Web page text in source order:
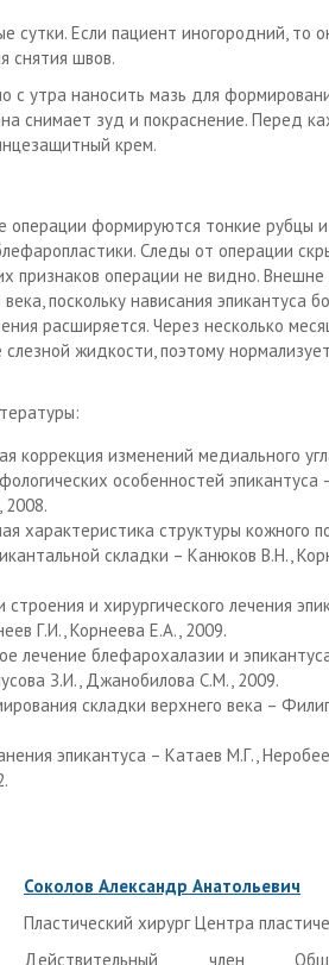
Если пациент иногородний, то
снятия швов.
с утра наносить мазь для
снимает зуд и покраснение. Перед
крем.
операции формируются тонкие рубцы
Следы от операции
признаков операции не видно.
поскольку нависания эпикантуса
расширяется. Через несколько
жидкости, поэтому
коррекция изменений медиального
особенностей эпикантуса
2008.
характеристика структуры кожного
складки – Канюков В.Н.,
и хирургического лечения
Г.И., Корнеева Е.А., 2009.
лечение блефарохалазии и
З.И., Джанобилова С.М., 2009.
складки верхнего века –
эпикантуса – Катаев М.Г.,
Соколов Александр Анатольевич
Пластический хирург Центра
Действительный член